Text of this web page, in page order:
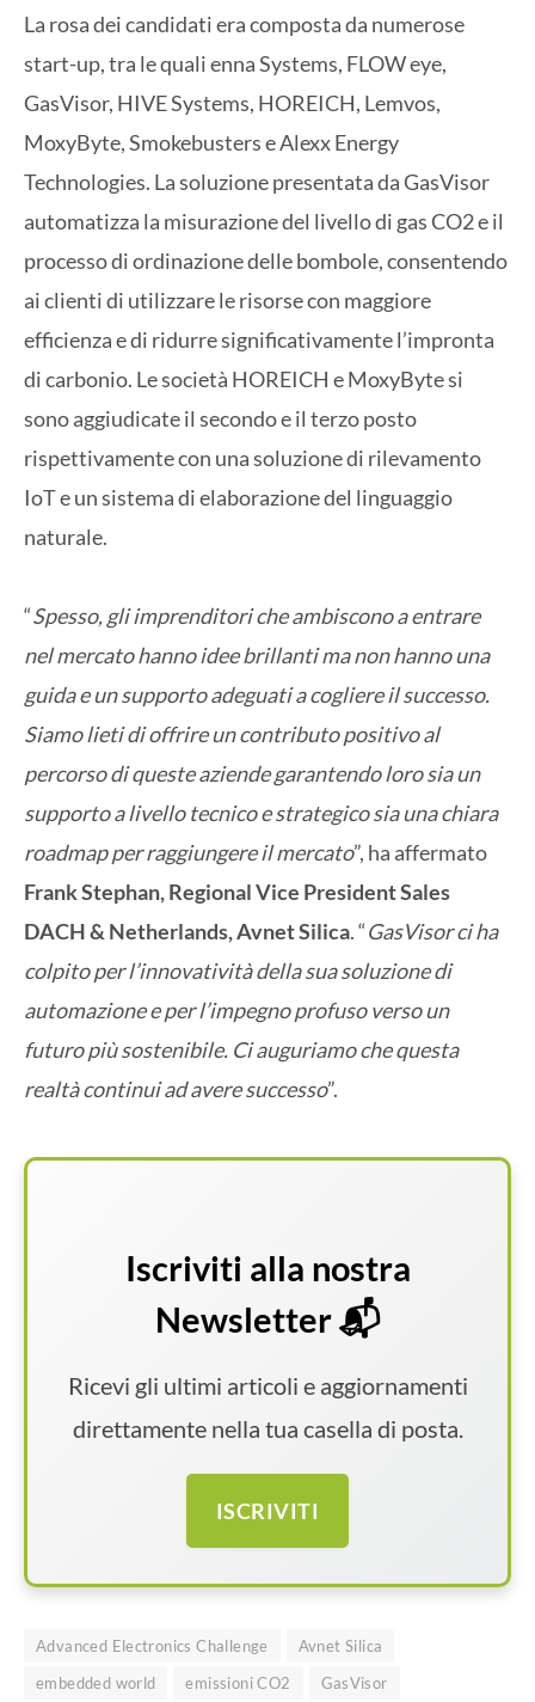
La rosa dei candidati era composta da numerose
start-up, tra le quali enna Systems, FLOW eye,
GasVisor, HIVE Systems, HOREICH, Lemvos,
MoxyByte, Smokebusters e Alexx Energy
Technologies. La soluzione presentata da GasVisor
automatizza la misurazione del livello di gas CO2 e il
processo di ordinazione delle bombole, consentendo
ai clienti di utilizzare le risorse con maggiore
efficienza e di ridurre significativamente l’impronta
di carbonio. Le società HOREICH e MoxyByte si
sono aggiudicate il secondo e il terzo posto
rispettivamente con una soluzione di rilevamento
IoT e un sistema di elaborazione del linguaggio
naturale.
“Spesso, gli imprenditori che ambiscono a entrare
nel mercato hanno idee brillanti ma non hanno una
guida e un supporto adeguati a cogliere il successo.
Siamo lieti di offrire un contributo positivo al
percorso di queste aziende garantendo loro sia un
supporto a livello tecnico e strategico sia una chiara
roadmap per raggiungere il mercato”, ha affermato
Frank Stephan, Regional Vice President Sales
DACH & Netherlands, Avnet Silica. “GasVisor ci ha
colpito per l’innovatività della sua soluzione di
automazione e per l’impegno profuso verso un
futuro più sostenibile. Ci auguriamo che questa
realtà continui ad avere successo”.
Iscriviti alla nostra
Newsletter 📬
Ricevi gli ultimi articoli e aggiornamenti
direttamente nella tua casella di posta.
ISCRIVITI
Advanced Electronics Challenge
Avnet Silica
embedded world
emissioni CO2 GasVisor